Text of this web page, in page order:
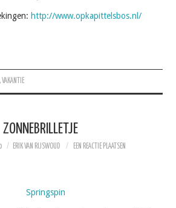
http://www.opkapittelsbos.nl/
,VAKANTIE
ZONNEBRILLETJE
ERIK VAN RIJSWOUD EEN REACTIE PLAATSEN